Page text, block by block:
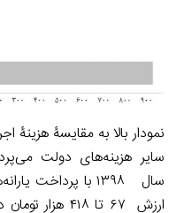
نمودار بالا به مقایسۀ
سایر هزینه‌های دولت
سال ۱۳۹۸ با
ارزش ۶۷ تا